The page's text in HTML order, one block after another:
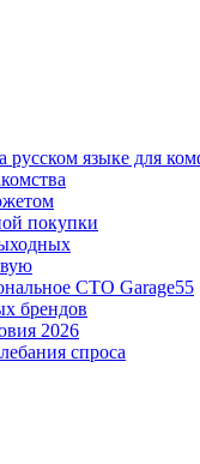
языке для
покупки
СТО Garage55
брендов
2026
спроса